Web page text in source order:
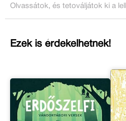
Olvassátok, és tetováljátok ki a
Ezek is érdekelhetnek!